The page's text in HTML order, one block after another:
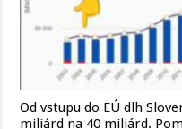
Od vstupu do EÚ dlh
miliárd na 40 miliárd.